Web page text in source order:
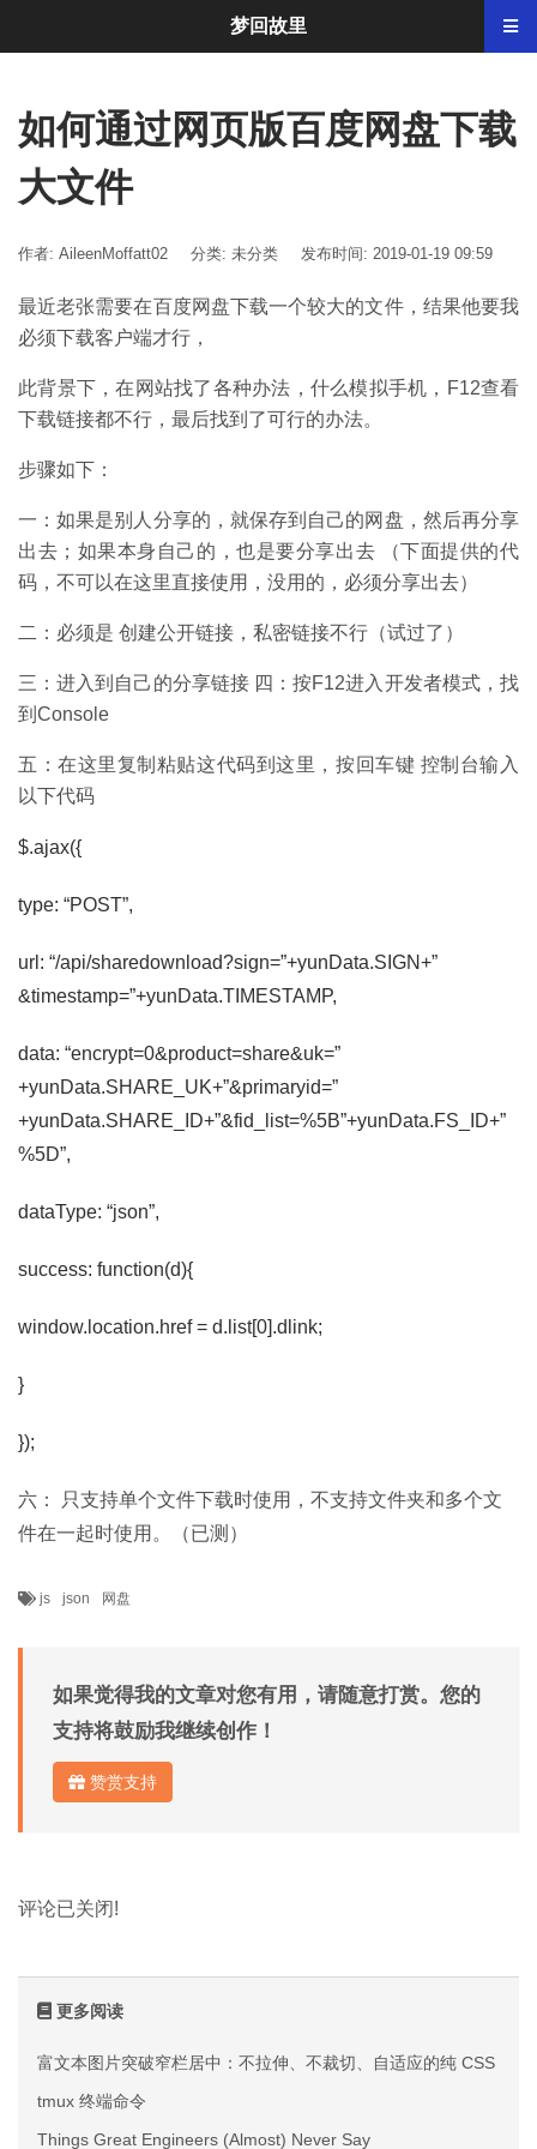
如何通过网页版百度网盘下载
大文件
作者: AileenMoffatt02 分类: 未分类 发布时间: 2019-01-19 09:59
最近老张需要在百度网盘下载一个较大的文件，结果他要我
必须下载客户端才行，
此背景下，在网站找了各种办法，什么模拟手机，F12查看
下载链接都不行，最后找到了可行的办法。
步骤如下：
一：如果是别人分享的，就保存到自己的网盘，然后再分享
出去；如果本身自己的，也是要分享出去 （下面提供的代
码，不可以在这里直接使用，没用的，必须分享出去）
二：必须是 创建公开链接，私密链接不行（试过了）
三：进入到自己的分享链接 四：按F12进入开发者模式，找
到Console
五：在这里复制粘贴这代码到这里，按回车键 控制台输入
以下代码
$.ajax({
type: “POST”,
url: “/api/sharedownload?sign=”+yunData.SIGN+”
&timestamp=”+yunData.TIMESTAMP,
data: “encrypt=0&product=share&uk=”
+yunData.SHARE_UK+”&primaryid=”
+yunData.SHARE_ID+”&fid_list=%5B”+yunData.FS_ID+”
%5D”,
dataType: “json”,
success: function(d){
window.location.href = d.list[0].dlink;
}
});
六： 只支持单个文件下载时使用，不支持文件夹和多个文
件在一起时使用。（已测）
js json 网盘
如果觉得我的文章对您有用，请随意打赏。您的
支持将鼓励我继续创作！
赞赏支持
评论已关闭!
更多阅读
富文本图片突破窄栏居中：不拉伸、不裁切、自适应的纯 CSS 方案
tmux 终端命令
Things Great Engineers (Almost) Never Say
梦回故里